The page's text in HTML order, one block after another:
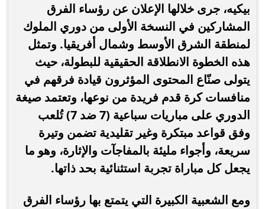
بيكيه، جرى خلالها الإعلان عن رؤساء الفرق
المشاركين في النسخة الأولى من دوري الملوك
لمنطقة الشرق الأوسط وشمال أفريقيا. وتمثل
هذه الخطوة الانطلاقة الحقيقية للبطولة، حيث
يتولى صنّاع المحتوى المؤثرون قيادة فرقهم في
منافسات كرة قدم فريدة من نوعها، وتعتمد صيغة
الدوري على مباريات سباعية (7 ضد 7) تُلعب
وفق قواعد مبتكرة وغير تقليدية تضمن وتيرة
سريعة، وأجواء مليئة بالمفاجآت والإثارة، وهو ما
يجعل كل مباراة تجربة استثنائية بحد ذاتها.
ومع الشعبية الكبيرة التي يتمتع بها رؤساء الفرق